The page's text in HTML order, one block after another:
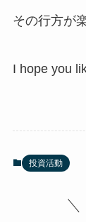
その行方が
I hope you
投資活動